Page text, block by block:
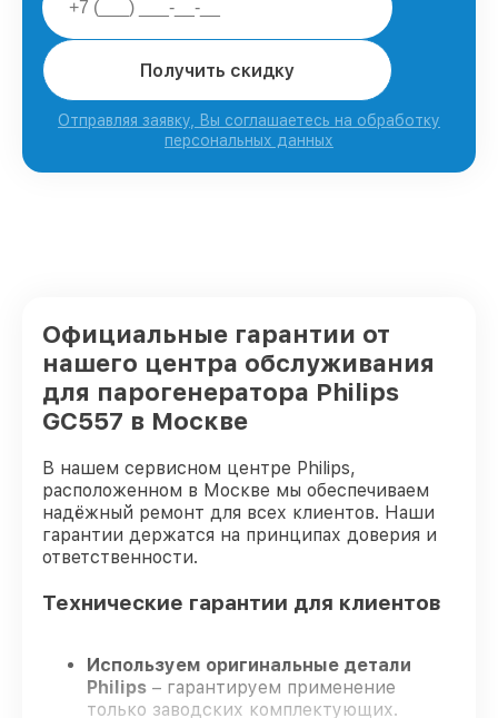
Получить скидку
Отправляя заявку, Вы соглашаетесь на обработку
персональных данных
Официальные гарантии от
нашего центра обслуживания
для парогенератора Philips
GC557 в Москве
В нашем сервисном центре Philips,
расположенном в Москве мы обеспечиваем
надёжный ремонт для всех клиентов. Наши
гарантии держатся на принципах доверия и
ответственности.
Технические гарантии для клиентов
Используем оригинальные детали
Philips – гарантируем применение
только заводских комплектующих.